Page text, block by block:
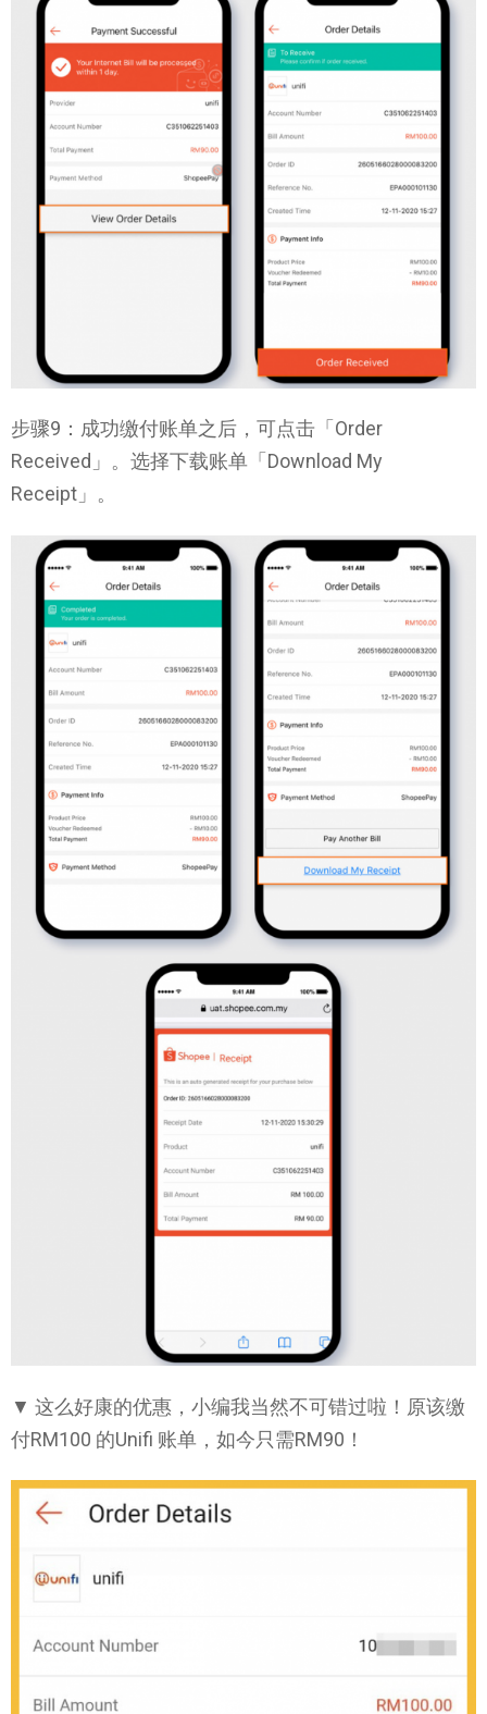
步骤9：成功缴付账单之后，可点击「Order
Received」。选择下载账单「Download My
Receipt」。
▼ 这么好康的优惠，小编我当然不可错过啦！原该缴
付RM100 的Unifi 账单，如今只需RM90！